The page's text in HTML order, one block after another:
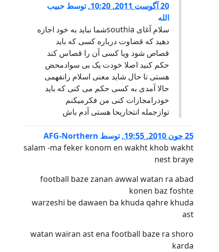
20 آگوست 2011, 10:20 ,توسط حبیب
الله
سلام آغای southiaشما نباید به خود اجازه
دهید که قضاوت درباره کسی که باید
قصاص شود ویا کسی آن را قصاس کند
حکم کنید اصلا خودت یک بی سوادمحض
هستی تا حال شاید معنی اسلام رانفهمی
حالا آمدی به کسی حکم می کنی که باید
خودرامجازات کنی من فکرمیکنم
توازجمله انتحاریحا هستی آدم باش
25 جون 2010, 19:55 ,توسط AFG-Northern
salam -ma feker konom en wakht khob wakht
nest braye
football baze zanan awwal watan ra abad
konen baz foshte
warzeshi be dawaen ba khuda qahre khuda
ast
watan wairan ast ena football baze ra shoro
karda